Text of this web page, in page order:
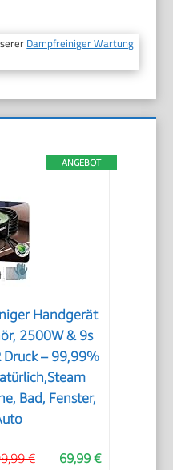
Dampfreiniger Wartung
ANGEBOT
Handgerät
2500W & 9s
– 99,99%
Bad, Fenster,
69,99 €
€